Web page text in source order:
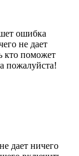
ошибка
не дает
кто поможет
пожалуйста!
дает ничего